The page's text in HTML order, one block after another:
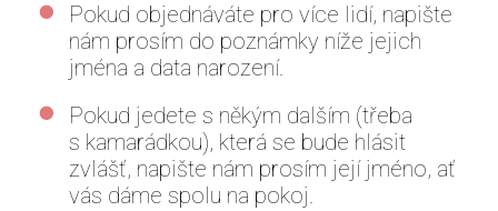
Pokud objednáváte pro více lidí, napište
nám prosím do poznámky níže jejich
jména a data narození.
Pokud jedete s někým dalším (třeba
s kamarádkou), která se bude hlásit
zvlášť, napište nám prosím její jméno, ať
vás dáme spolu na pokoj.